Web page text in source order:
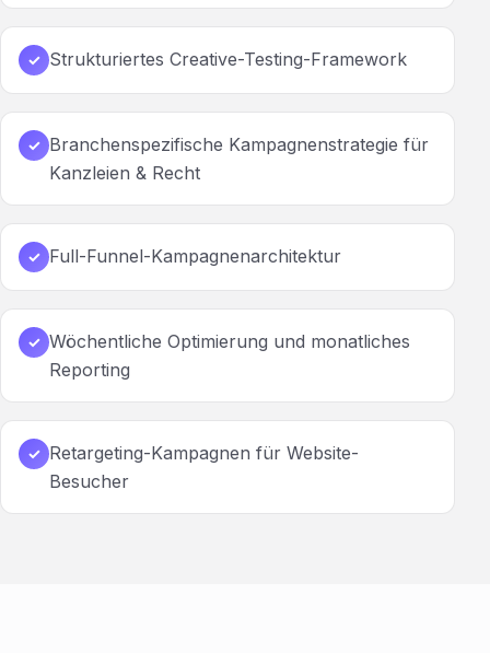
✓ Strukturiertes Creative-Testing-Framework
✓ Branchenspezifische Kampagnenstrategie für
Kanzleien & Recht
✓ Full-Funnel-Kampagnenarchitektur
✓ Wöchentliche Optimierung und monatliches
Reporting
✓ Retargeting-Kampagnen für Website-
Besucher